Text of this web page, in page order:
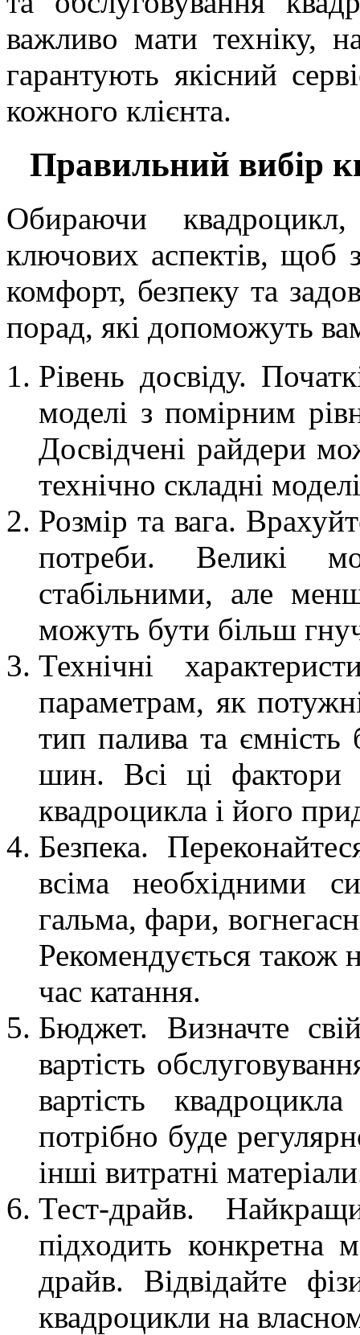
важливо мати техніку,
гарантують якісний
кожного клієнта.
Правильний вибір
Обираючи
ключових аспектів, щоб
комфорт, безпеку та
порад, які допоможуть
Рівень досвіду.
моделі з помірним
Досвідчені райдери
технічно складні
Розмір та вага.
потреби. Великі
стабільними, але
можуть бути більш
Технічні
параметрам, як
тип палива та ємність
шин. Всі ці фактори
квадроцикла і його
Безпека.
всіма необхідними
гальма, фари,
Рекомендується також
час катання.
Бюджет. Визначте
вартість
вартість
потрібно буде
інші витратні
Тест-драйв.
підходить конкретна
драйв. Відвідайте
квадроцикли на